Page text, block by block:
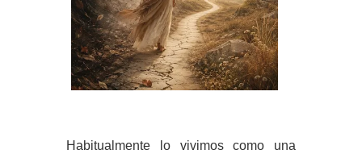
Habitualmente lo vivimos como una